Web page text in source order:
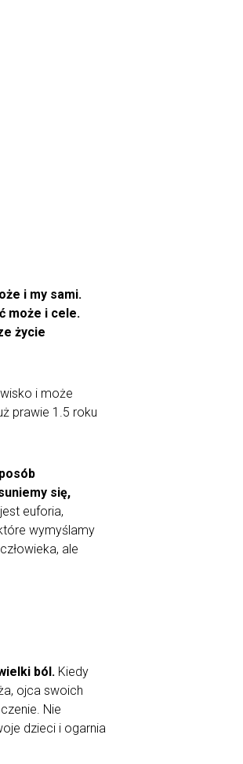
i my sami.
może i cele.
życie
i może
prawie 1.5 roku
się,
euforia,
wymyślamy
ale
ból. Kiedy
ojca swoich
Nie
dzieci i ogarnia